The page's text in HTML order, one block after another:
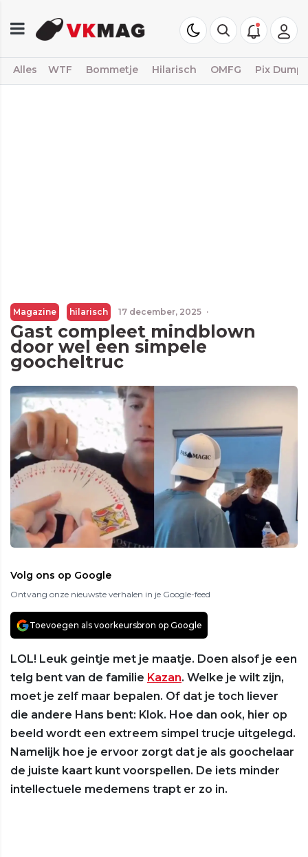
Alles WTF Bommetje Hilarisch OMFG Pix Dump
Magazine hilarisch 17 december, 2025 ·
Gast compleet mindblown
door wel een simpele
goocheltruc
Volg ons op Google
Ontvang onze nieuwste verhalen in je Google-feed
Toevoegen als voorkeursbron op Google
LOL! Leuk geintje met je maatje. Doen alsof je een
telg bent van de familie Kazan. Welke je wilt zijn,
moet je zelf maar bepalen. Of dat je toch liever
die andere Hans bent: Klok. Hoe dan ook, hier op
beeld wordt een extreem simpel trucje uitgelegd.
Namelijk hoe je ervoor zorgt dat je als goochelaar
de juiste kaart kunt voorspellen. De iets minder
intellectuele medemens trapt er zo in.